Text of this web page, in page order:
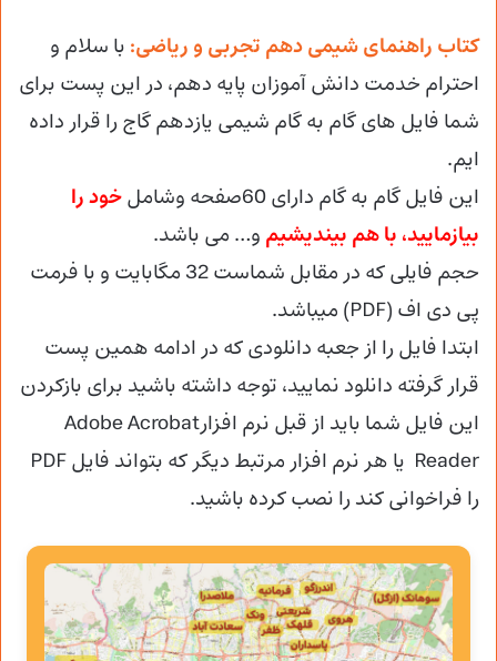
کتاب راهنمای شیمی دهم تجربی و ریاضی: با سلام و
احترام خدمت دانش آموزان پایه دهم، در این پست برای
شما فایل های گام به گام شیمی یازدهم گاج را قرار داده
ایم.
این فایل گام به گام دارای 60صفحه وشامل
خود را
بیازمایید، با هم بیندیشیم و… می باشد.
حجم فایلی که در مقابل شماست 32 مگابایت و با فرمت
پی دی اف (PDF) میباشد.
ابتدا فایل را از جعبه دانلودی که در ادامه همین پست
قرار گرفته دانلود نمایید، توجه داشته باشید برای بازکردن
این فایل شما باید از قبل نرم افزارAdobe Acrobat
را فراخوانی کند را نصب کرده باشید.